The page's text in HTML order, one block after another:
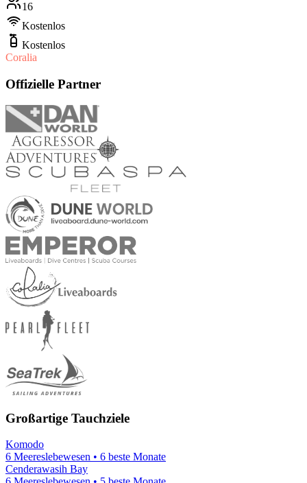
16
Kostenlos
Kostenlos
Coralia
Offizielle Partner
Großartige Tauchziele
Komodo
6 Meereslebewesen • 6 beste Monate
Cenderawasih Bay